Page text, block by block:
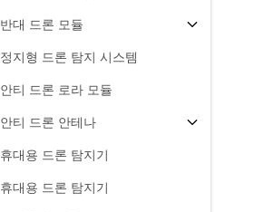
반대 드론 모듈
정지형 드론 탐지 시스템
안티 드론 로라 모듈
안티 드론 안테나
휴대용 드론 탐지기
휴대용 드론 탐지기